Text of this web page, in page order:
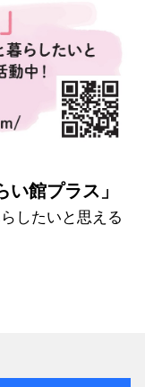
館プラス」
したいと思える